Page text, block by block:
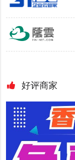
好评商家